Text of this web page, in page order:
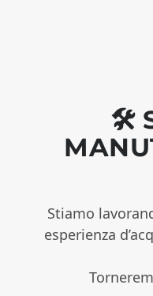
🛠
Stiamo
esperienza